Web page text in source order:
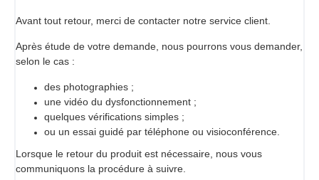
Avant tout retour, merci de contacter notre service client.
Après étude de votre demande, nous pourrons vous demander,
selon le cas :
des photographies ;
une vidéo du dysfonctionnement ;
quelques vérifications simples ;
ou un essai guidé par téléphone ou visioconférence.
Lorsque le retour du produit est nécessaire, nous vous
communiquons la procédure à suivre.